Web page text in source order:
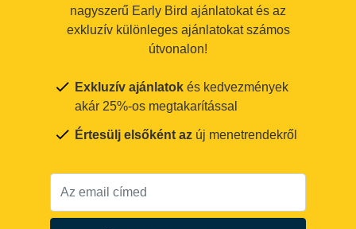
nagyszerű Early Bird ajánlatokat és az
exkluzív különleges ajánlatokat számos
útvonalon!
Exkluzív ajánlatok és kedvezmények
akár 25%-os megtakarítással
Értesülj elsőként az új menetrendekről